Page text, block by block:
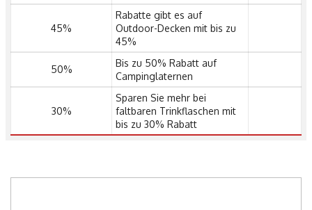
45%
Rabatte gibt es auf
Outdoor-Decken mit bis zu
45%
50%
Bis zu 50% Rabatt auf
Campinglaternen
30%
Sparen Sie mehr bei
faltbaren Trinkflaschen mit
bis zu 30% Rabatt